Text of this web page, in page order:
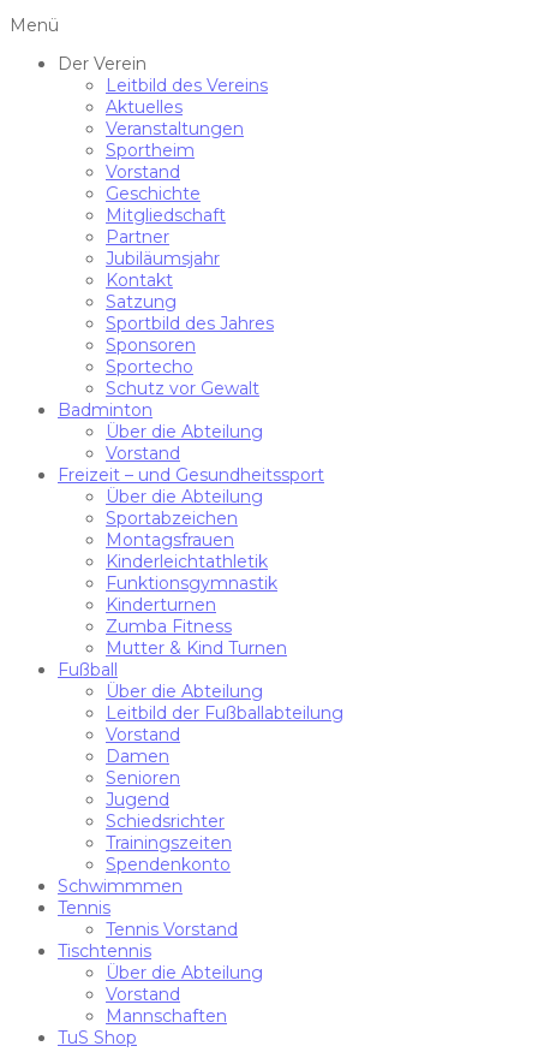
Menü
Der Verein
Leitbild des Vereins
Aktuelles
Veranstaltungen
Sportheim
Vorstand
Geschichte
Mitgliedschaft
Partner
Jubiläumsjahr
Kontakt
Satzung
Sportbild des Jahres
Sponsoren
Sportecho
Schutz vor Gewalt
Badminton
Über die Abteilung
Vorstand
Freizeit – und Gesundheitssport
Über die Abteilung
Sportabzeichen
Montagsfrauen
Kinderleichtathletik
Funktionsgymnastik
Kinderturnen
Zumba Fitness
Mutter & Kind Turnen
Fußball
Über die Abteilung
Leitbild der Fußballabteilung
Vorstand
Damen
Senioren
Jugend
Schiedsrichter
Trainingszeiten
Spendenkonto
Schwimmmen
Tennis
Tennis Vorstand
Tischtennis
Über die Abteilung
Vorstand
Mannschaften
TuS Shop